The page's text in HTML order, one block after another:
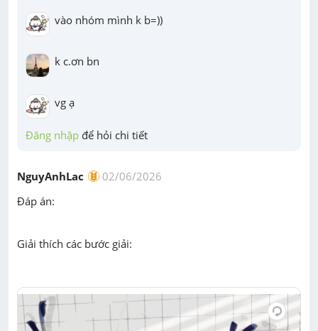
vào nhóm mình k b=))
k c.ơn bn
vg ạ
Đăng nhập để hỏi chi tiết
NguyAnhLac
02/06/2026
Đáp án:
Giải thích các bước giải: